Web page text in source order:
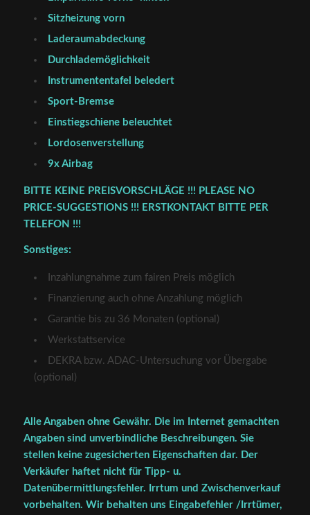
Sitzheizung vorn
Laderaumabdeckung
Durchlademöglichkeit
Instrumententafel beledert
Sport-Bremse
Einstiegschiene beleuchtet
Lordosenverstellung
9x Airbag
BITTE KEINE PREISVORSCHLÄGE !!! PLEASE NO
PRICE-SUGGESTIONS !!! ERSTKONTAKT BITTE PER
TELEFON !!!
Sonstiges:
Inzahlungnahme zum fairen Preis möglich
Finanzierung auch ohne Anzahlung möglich
Garantie bis zu 36 Monaten (optional)
Werkstattservice
DEKRA bzw. ADAC-Untersuchung vor Übergabe
(optional)
Alle Angaben ohne Gewähr. Die im Internet gemachten
Angaben sind unverbindliche Beschreibungen. Sie
stellen keine zugesicherten Eigenschaften dar. Der
Verkäufer haftet nicht für Tipp- u.
Datenübermittlungsfehler. Irrtum und Zwischenverkauf
vorbehalten. Wir behalten uns Eingabefehler /Irrtümer,